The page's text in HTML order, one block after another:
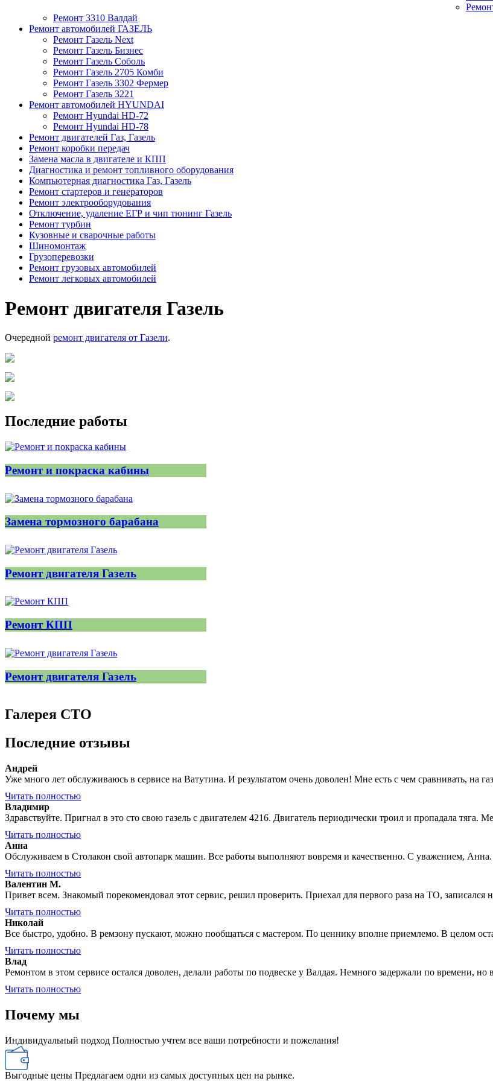
Ремонт 3310 Валдай
Ремонт автомобилей ГАЗЕЛЬ
Ремонт Газель Next
Ремонт Газель Бизнес
Ремонт Газель Соболь
Ремонт Газель 2705 Комби
Ремонт Газель 3302 Фермер
Ремонт Газель 3221
Ремонт автомобилей HYUNDAI
Ремонт Hyundai HD-72
Ремонт Hyundai HD-78
Ремонт двигателей Газ, Газель
Ремонт коробки передач
Замена масла в двигателе и КПП
Диагностика и ремонт топливного оборудования
Компьютерная диагностика Газ, Газель
Ремонт стартеров и генераторов
Ремонт электрооборудования
Отключение, удаление ЕГР и чип тюнинг Газель
Ремонт турбин
Кузовные и сварочные работы
Шиномонтаж
Грузоперевозки
Ремонт грузовых автомобилей
Ремонт легковых автомобилей
Ремонт двигателя Газель
Очередной ремонт двигателя от Газели.
Последние работы
Ремонт и покраска кабины
Замена тормозного барабана
Ремонт двигателя Газель
Ремонт КПП
Ремонт двигателя Газель
Галерея СТО
Последние отзывы
Андрей
Уже много лет обслуживаюсь в сервисе на Ватутина. И результатом очень доволен! Мне есть с чем сравнивать, на
Читать полностью
Владимир
Здравствуйте. Пригнал в это сто свою газель с двигателем 4216. Двигатель периодически троил и пропадала тяга.
Читать полностью
Анна
Обслуживаем в Столакон свой автопарк машин. Все работы выполняют вовремя и качественно. С уважением, Анна.
Читать полностью
Валентин М.
Привет всем. Знакомый порекомендовал этот сервис, решил проверить. Приехал для первого раза на ТО, записался
Читать полностью
Николай
Все быстро, удобно. В ремзону пускают, можно пообщаться с мастером. По ценнику вполне приемлемо. В целом
Читать полностью
Влад
Ремонтом в этом сервисе остался доволен, делали работы по подвеске у Валдая. Немного задержали по времени, но
Читать полностью
Почему мы
Индивидуальный подход Полностью учтем все ваши потребности и пожелания!
Выгодные цены Предлагаем одни из самых доступных цен на рынке.